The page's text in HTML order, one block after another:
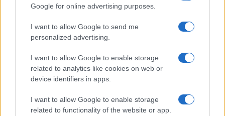
Google for online advertising purposes.
I want to allow Google to send me
personalized advertising.
I want to allow Google to enable storage
related to analytics like cookies on web or
device identifiers in apps.
I want to allow Google to enable storage
related to functionality of the website or app.
grondstoffen
Sanne De Vries · 5 aug 2026
CRYPTOKOERSEN
Naam Prijs